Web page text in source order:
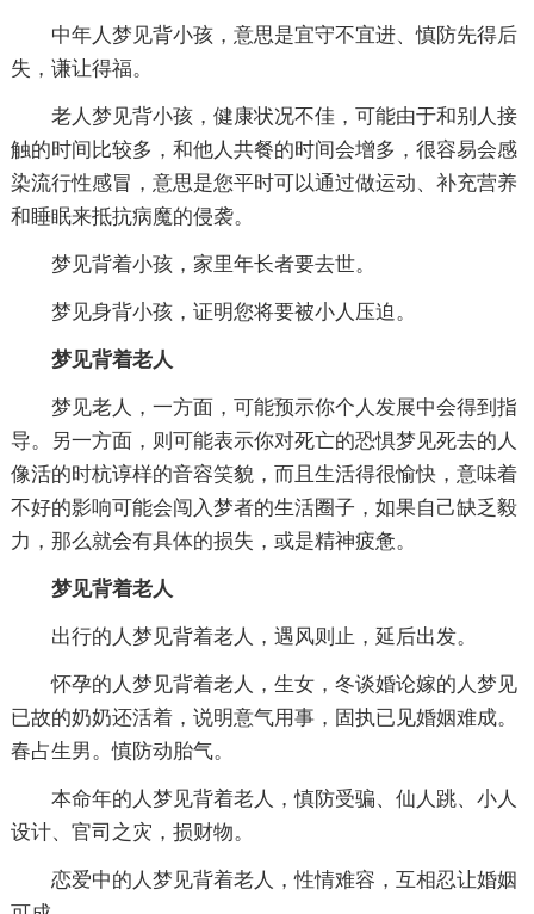
中年人梦见背小孩，意思是宜守不宜进、慎防先得后
失，谦让得福。
老人梦见背小孩，健康状况不佳，可能由于和别人接
触的时间比较多，和他人共餐的时间会增多，很容易会感
染流行性感冒，意思是您平时可以通过做运动、补充营养
和睡眠来抵抗病魔的侵袭。
梦见背着小孩，家里年长者要去世。
梦见身背小孩，证明您将要被小人压迫。
梦见背着老人
梦见老人，一方面，可能预示你个人发展中会得到指
导。另一方面，则可能表示你对死亡的恐惧梦见死去的人
像活的时杭谆样的音容笑貌，而且生活得很愉快，意味着
不好的影响可能会闯入梦者的生活圈子，如果自己缺乏毅
力，那么就会有具体的损失，或是精神疲惫。
梦见背着老人
出行的人梦见背着老人，遇风则止，延后出发。
怀孕的人梦见背着老人，生女，冬谈婚论嫁的人梦见
已故的奶奶还活着，说明意气用事，固执已见婚姻难成。
春占生男。慎防动胎气。
本命年的人梦见背着老人，慎防受骗、仙人跳、小人
设计、官司之灾，损财物。
恋爱中的人梦见背着老人，性情难容，互相忍让婚姻